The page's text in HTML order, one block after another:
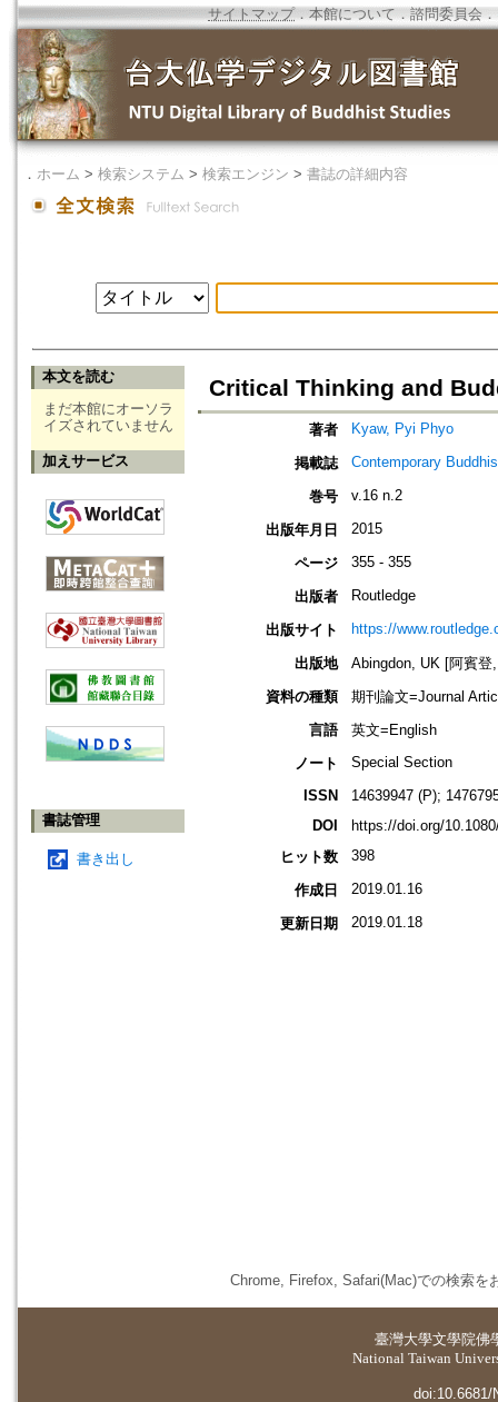
サイトマップ．本館について ． 諮問委員会 ．
． ホーム > 検索システム > 検索エンジン > 書誌の詳細内容
本文を読む
まだ本館にオーソラ
イズされていません
加えサービス
書誌管理
書き出し
Critical Thinking and
著者 Kyaw, Pyi Phyo
掲載誌 Contemporary
巻号 v.16 n.2
出版年月日 2015
ページ 355 - 355
出版者 Routledge
出版サイト https://
出版地
Abingdon, UK [阿賓登
資料の種類
期刊論文=Journal
言語
英文=English
ノート
Special Section
ISSN
14639947 (P);
DOI
https://doi.org/
ヒット数
398
作成日 2019.01.16
更新日期 2019.01.18
Chrome, Firefox, Safari(Mac)での検索を
臺灣大學文學院佛
National Taiwan
doi:10.6681/